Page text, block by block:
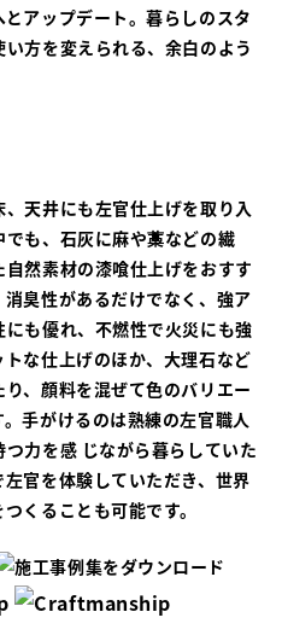
アップデート。暮らしのスタ
方を変えられる、余白のよう
天井にも左官仕上げを取り入
も、石灰に麻や藁などの繊
然素材の漆喰仕上げをおすす
臭性があるだけでなく、強ア
も優れ、不燃性で火災にも強
な仕上げのほか、大理石など
、顔料を混ぜて色のバリエー
手がけるのは熟練の左官職人
力を感 じながら暮らしていた
官を体験していただき、世界
くることも可能です。